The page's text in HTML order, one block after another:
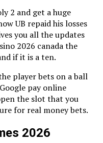
2 and get a huge
UB repaid his losses
you all the updates
2026 canada the
if it is a ten.
player bets on a ball
pay online
the slot that you
for real money bets.
2026